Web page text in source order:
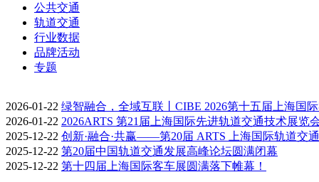
公共交通
轨道交通
行业数据
品牌活动
专题
2026-01-22 绿智融合，全域互联丨CIBE 2026第十五届上海国
2026-01-22 2026ARTS 第21届上海国际先进轨道交通技术展览
2025-12-22 创新·融合·共赢——第20届 ARTS 上海国际轨道交
2025-12-22 第20届中国轨道交通发展高峰论坛圆满闭幕
2025-12-22 第十四届上海国际客车展圆满落下帷幕！